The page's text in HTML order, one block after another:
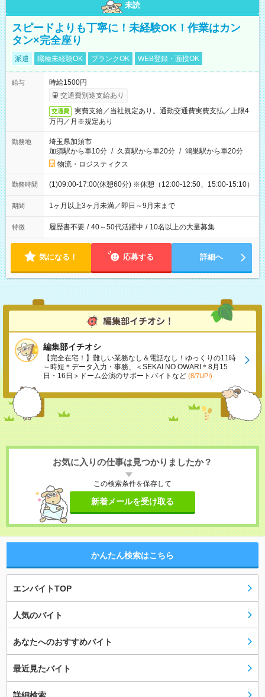
未読
スピードよりも丁寧に！未経験OK！作業はカン
タン×完全座り
派遣 職種未経験OK ブランクOK WEB登録・面接OK
給与
時給1500円
交通費別途支給あり
交通費
実費支給／当社規定あり。通勤交通費実費支払／上限4
万円／月※規定あり
勤務地
埼玉県加須市
加須駅から車10分 / 久喜駅から車20分 / 鴻巣駅から車20分
物流・ロジスティクス
勤務時間 (1)09:00-17:00(休憩60分) ※休憩（12:00-12:50、15:00-15:10）
期間 1ヶ月以上3ヶ月未満／即日～9月末まで
特徴 履歴書不要 / 40～50代活躍中 / 10名以上の大量募集
気になる！ 応募する 詳細へ
編集部イチオシ
【完全在宅！】難しい業務なし＆電話なし！ゆっくりの11時
～時短＊データ入力・事務、＜SEKAI NO OWARI＊8月15
日・16日＞ドーム公演のサポートバイトなど (8/7UP!)
お気に入りの仕事は見つかりましたか？
この検索条件を保存して
新着メールを受け取る
かんたん検索はこちら
エンバイトTOP
人気のバイト
あなたへのおすすめバイト
最近見たバイト